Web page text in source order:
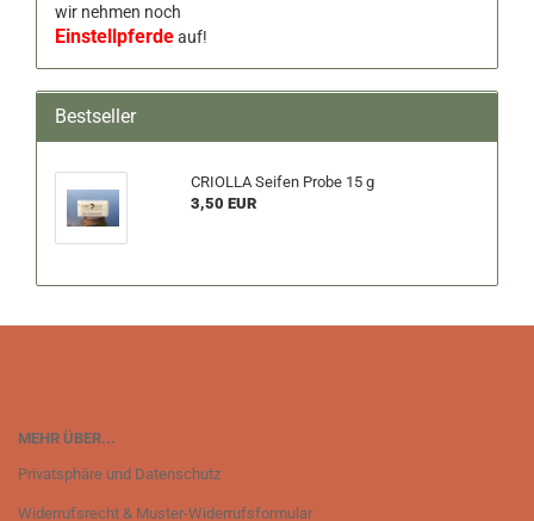
wir nehmen noch
Einstellpferdeauf!
Bestseller
CRIOLLA Seifen Probe 15 g
3,50 EUR
MEHR ÜBER...
Privatsphäre und Datenschutz
Widerrufsrecht & Muster-Widerrufsformular